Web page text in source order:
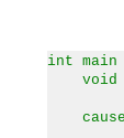
int
void *